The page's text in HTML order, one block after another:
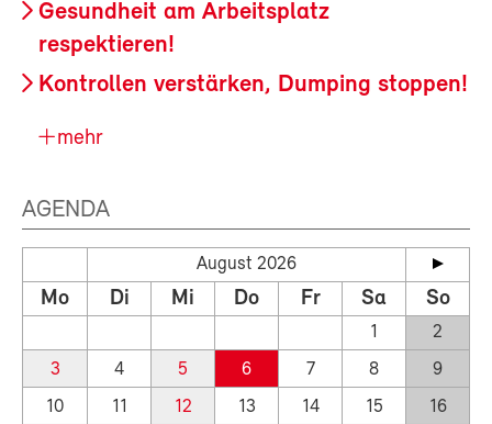
Gesundheit am Arbeitsplatz
respektieren!
Kontrollen verstärken, Dumping stoppen!
mehr
AGENDA
August 2026
Mo Di Mi Do Fr Sa So
1
2
3
4 5 6 7 8
9
10
11 12 13 14 15
16